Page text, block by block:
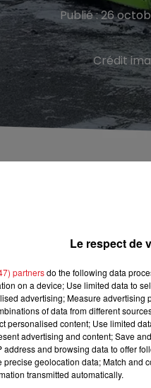
7h00
RDL
Publié : 26
Crédit
été déclenché par un
à Cappelle-la-Grande.
de
La Voix du
flacon de gel
de l’arrêt Saint-
il n’y a pas
Les pompiersont
à cause du
du sinistre.
Le respect de
partnersdo the following data
on a device; Use limited data to
advertising; Measure advertising
of data from different
personalised content; Use limited
advertising and content; Save
address and browsing data to offer
precise geolocation data; Match and
transmitted automatically.